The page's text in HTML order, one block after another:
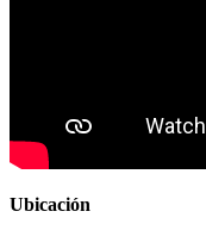
Ubicación